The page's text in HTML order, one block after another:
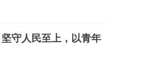
守人民至上，以青年